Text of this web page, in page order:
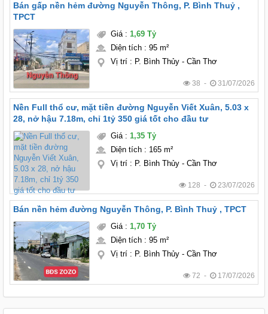
Bán gấp nền hẻm đường Nguyễn Thông, P. Bình Thuỷ ,
TPCT
Giá: 1,69 Tỷ
Diện tích: 95 m²
Vị trí: P. Bình Thủy - Cần Thơ
38 - 31/07/2026
Nền Full thổ cư, mặt tiền đường Nguyễn Viết Xuân, 5.03 x
28, nở hậu 7.18m, chỉ 1tỷ 350 giá tốt cho đầu tư
Giá: 1,35 Tỷ
Diện tích: 165 m²
Vị trí: P. Bình Thủy - Cần Thơ
128 - 23/07/2026
Bán nền hẻm đường Nguyễn Thông, P. Bình Thuỷ , TPCT
Giá: 1,70 Tỷ
Diện tích: 95 m²
Vị trí: P. Bình Thủy - Cần Thơ
72 - 17/07/2026